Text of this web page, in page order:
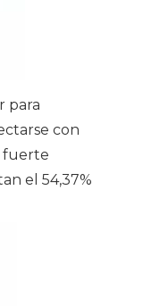
para
con
fuerte
el 54,37%